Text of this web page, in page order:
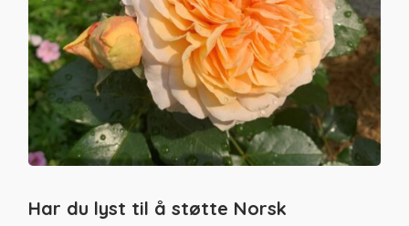
Har du lyst til å støtte Norsk